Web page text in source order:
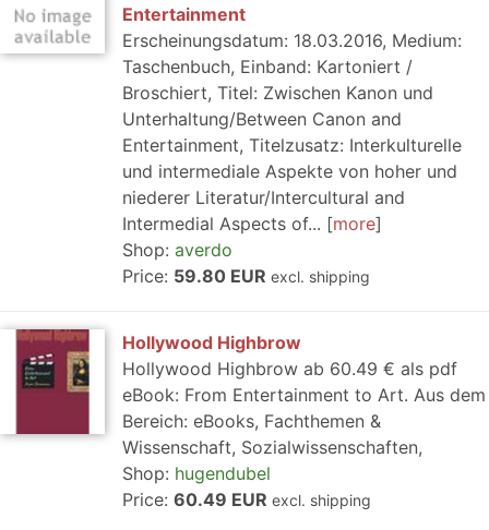
Entertainment
Erscheinungsdatum: 18.03.2016, Medium:
Taschenbuch, Einband: Kartoniert /
Broschiert, Titel: Zwischen Kanon und
Unterhaltung/Between Canon and
Entertainment, Titelzusatz: Interkulturelle
und intermediale Aspekte von hoher und
niederer Literatur/Intercultural and
Intermedial Aspects of...
more
Shop: averdo
Price: 59.80 EUR excl. shipping
Hollywood Highbrow
Hollywood Highbrow ab 60.49 € als pdf
eBook: From Entertainment to Art. Aus dem
Bereich: eBooks, Fachthemen &
Wissenschaft, Sozialwissenschaften,
Shop: hugendubel
Price: 60.49 EUR excl. shipping